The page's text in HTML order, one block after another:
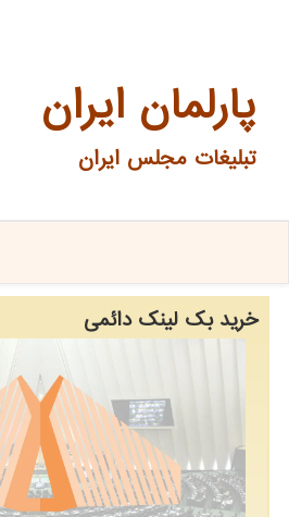
پارلمان ایران
تبلیغات مجلس ایران
خرید بك لینك دائمی